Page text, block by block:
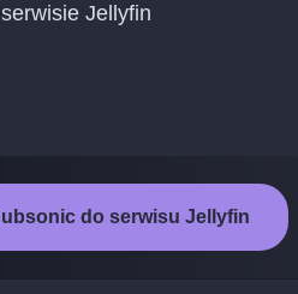
Jellyfin
do serwisu Jellyfin